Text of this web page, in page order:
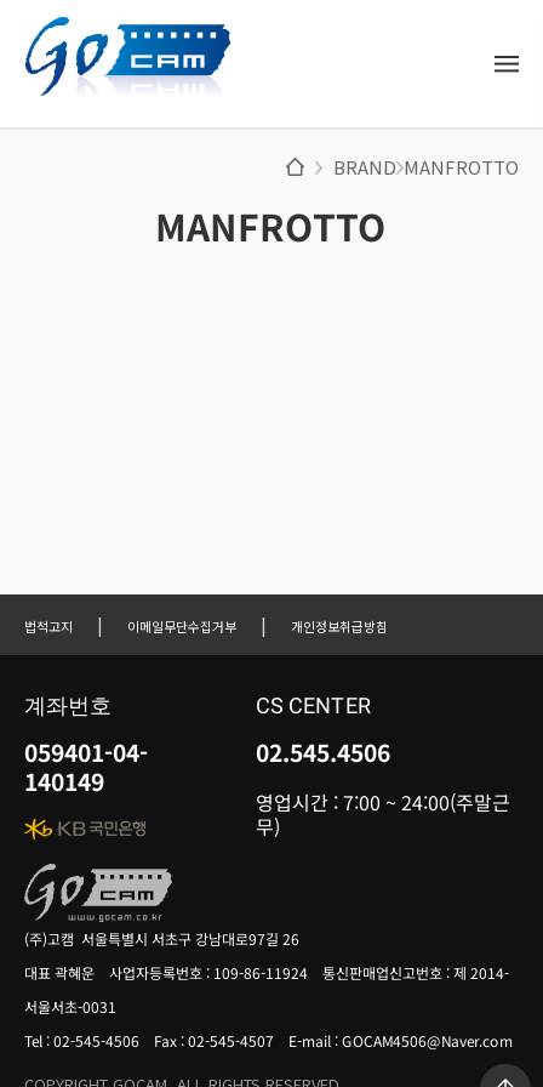
BRAND MANFROTTO
MANFROTTO
법적고지 | 이메일무단수집거부 | 개인정보취급방침
(주)고캠 서울특별시 서초구 강남대로97길 26
대표 곽혜운 사업자등록번호 : 109-86-11924 통신판매업신고번호 : 제 2014-
서울서초-0031
Tel : 02-545-4506 Fax : 02-545-4507 E-mail : GOCAM4506@Naver.com
계좌번호
059401-04-
140149
CS CENTER
02.545.4506
영업시간 : 7:00 ~ 24:00(주말근
무)